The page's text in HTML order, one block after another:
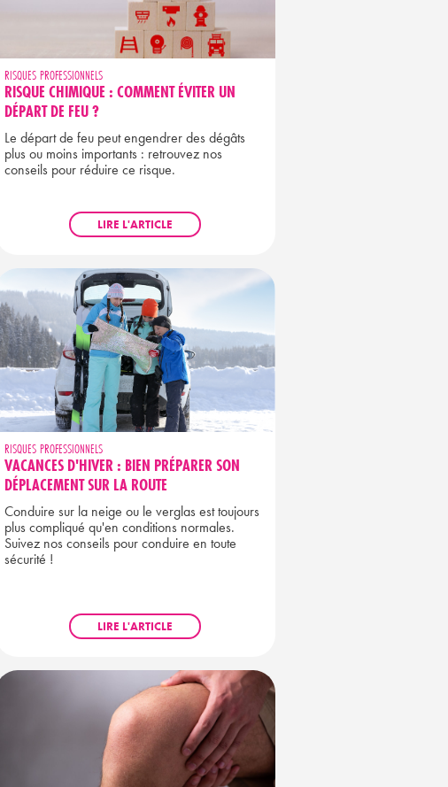
RISQUES PROFESSIONNELS
RISQUE CHIMIQUE : COMMENT ÉVITER UN
DÉPART DE FEU ?
Le départ de feu peut engendrer des dégâts
plus ou moins importants : retrouvez nos
conseils pour réduire ce risque.
LIRE L'ARTICLE
RISQUES PROFESSIONNELS
VACANCES D'HIVER : BIEN PRÉPARER SON
DÉPLACEMENT SUR LA ROUTE
Conduire sur la neige ou le verglas est toujours
plus compliqué qu'en conditions normales.
Suivez nos conseils pour conduire en toute
sécurité !
LIRE L'ARTICLE